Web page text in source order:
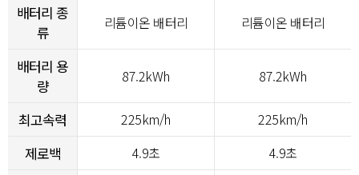
배터리 종
류
리튬이온 배터리 리튬이온 배터리
배터리 용
량
87.2kWh 87.2kWh
최고속력 225km/h 225km/h
제로백 4.9초 4.9초